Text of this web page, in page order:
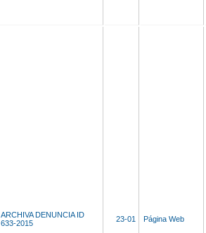
ARCHIVA DENUNCIA ID
633-2015
23-01 Página Web